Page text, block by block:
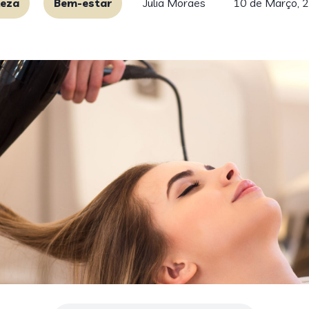
Bem-estar Julia Moraes 10 de Março,